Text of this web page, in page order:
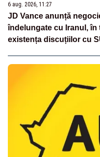
6 aug. 2026, 11:27
JD Vance anunță
îndelungate cu Iranul, în
existența discuțiilor cu